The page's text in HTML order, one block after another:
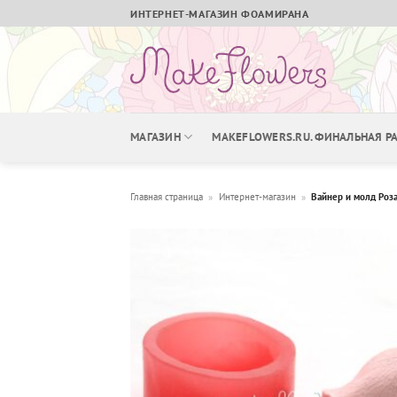
to
content
ИНТЕРНЕТ-МАГАЗИН ФОАМИРАНА
МАГАЗИН MAKEFLOWERS.RU. ФИНАЛЬНАЯ
Главная страница » Интернет-магазин » Вайнер и молд